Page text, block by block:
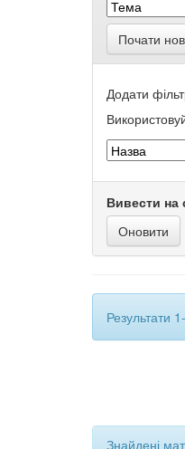
Почати
Додати
Вивести на
Результати
Знайдені